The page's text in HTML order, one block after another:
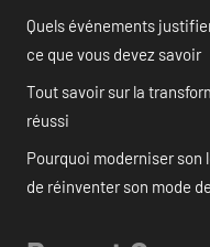
Quels événements
ce que vous devez savoir
Tout savoir sur la
réussi
Pourquoi moderniser
de réinventer son mode